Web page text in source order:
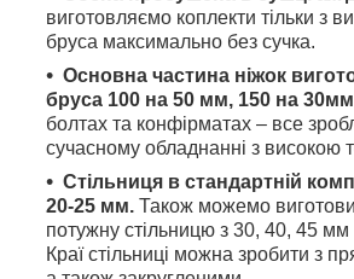
виготовляємо коплекти тільки з
бруса максимально без сучка.
Основна частина ніжок
бруса 100 на 50 мм, 150 на
болтах та конфірматах – все
сучасному обладнанні з високою
Стільниця в стандартній
20-25 мм. Також можемо
потужну стільницю з 30, 40, 45
Краї стільниці можна зробити з